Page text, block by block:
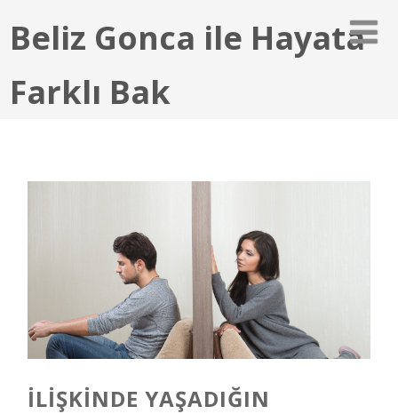
Beliz Gonca ile Hayata
Farklı Bak
İLIŞKINDE YAŞADIĞIN